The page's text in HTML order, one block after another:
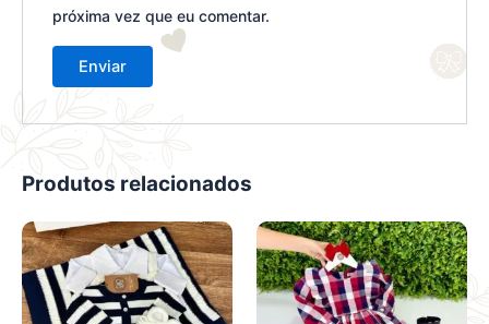
próxima vez que eu comentar.
Produtos relacionados
Este
produto
tem
várias
Este
produto
tem
várias